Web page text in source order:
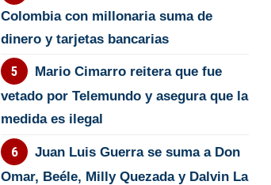
Colombia con millonaria suma de
dinero y tarjetas bancarias
Mario Cimarro reitera que fue
vetado por Telemundo y asegura que la
medida es ilegal
Juan Luis Guerra se suma a Don
Omar, Beéle, Milly Quezada y Dalvin La